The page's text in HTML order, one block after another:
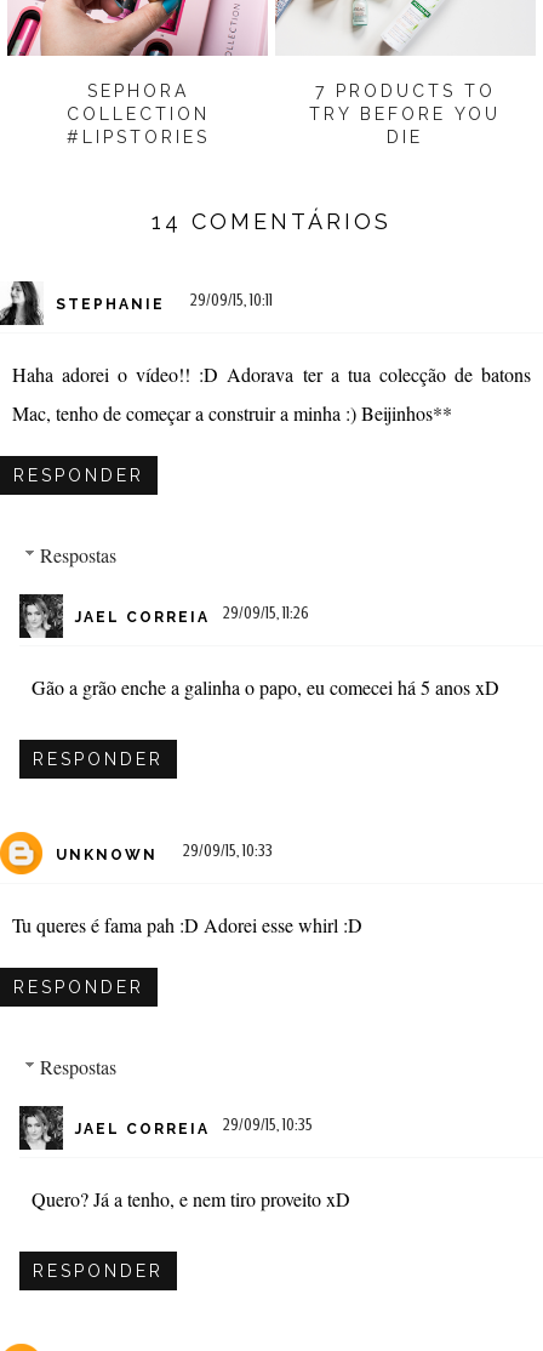
SEPHORA
COLLECTION
#LIPSTORIES
7 PRODUCTS TO
TRY BEFORE YOU
DIE
14 COMENTÁRIOS
STEPHANIE 29/09/15, 10:11
Haha adorei o vídeo!! :D Adorava ter a tua colecção de batons
Mac, tenho de começar a construir a minha :) Beijinhos**
RESPONDER
Respostas
JAEL CORREIA 29/09/15, 11:26
Gão a grão enche a galinha o papo, eu comecei há 5 anos xD
RESPONDER
UNKNOWN 29/09/15, 10:33
Tu queres é fama pah :D Adorei esse whirl :D
RESPONDER
Respostas
JAEL CORREIA 29/09/15, 10:35
Quero? Já a tenho, e nem tiro proveito xD
RESPONDER